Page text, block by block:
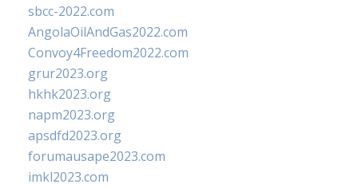
sbcc-2022.com
AngolaOilAndGas2022.com
Convoy4Freedom2022.com
grur2023.org
hkhk2023.org
napm2023.org
apsdfd2023.org
forumausape2023.com
imkl2023.com